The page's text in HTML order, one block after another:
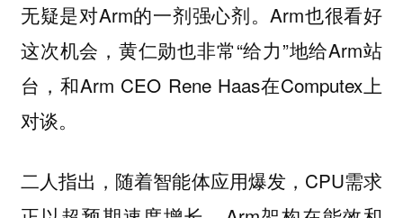
无疑是对Arm的一剂强心剂。Arm也很看好
这次机会，黄仁勋也非常“给力”地给Arm站
台，和Arm CEO Rene Haas在Computex上
对谈。
二人指出，随着智能体应用爆发，CPU需求